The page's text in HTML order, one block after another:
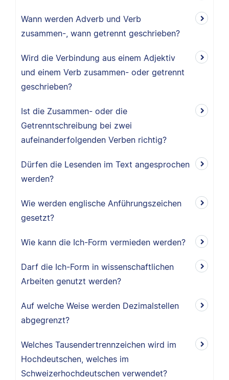
Wann werden Adverb und Verb
zusammen-, wann getrennt geschrieben?
Wird die Verbindung aus einem Adjektiv
und einem Verb zusammen- oder getrennt
geschrieben?
Ist die Zusammen- oder die
Getrenntschreibung bei zwei
aufeinanderfolgenden Verben richtig?
Dürfen die Lesenden im Text angesprochen
werden?
Wie werden englische Anführungszeichen
gesetzt?
Wie kann die Ich-Form vermieden werden?
Darf die Ich-Form in wissenschaftlichen
Arbeiten genutzt werden?
Auf welche Weise werden Dezimalstellen
abgegrenzt?
Welches Tausendertrennzeichen wird im
Hochdeutschen, welches im
Schweizerhochdeutschen verwendet?